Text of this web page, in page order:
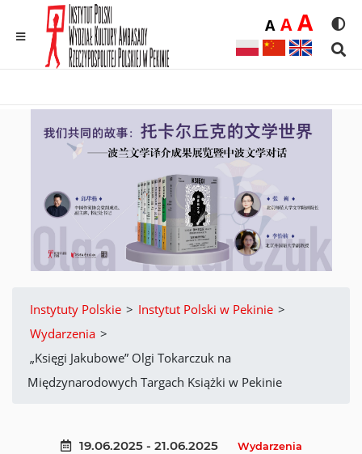
ADomyślna
AŚrednia
A
Instytuty Polskie > Instytut Polski w Pekinie >
Wydarzenia >
„Księgi Jakubowe” Olgi Tokarczuk na
Międzynarodowych Targach Książki w Pekinie
19.06.2025 - 21.06.2025 Wydarzenia